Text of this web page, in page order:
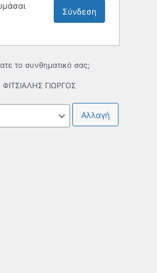
το συνθηματικό σας;
ΦΙΤΣΙΑΛΗΣ ΓΙΩΡΓΟΣ